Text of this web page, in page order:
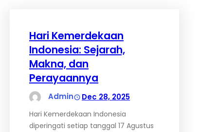
Hari Kemerdekaan
Indonesia: Sejarah,
Makna, dan
Perayaannya
Admin Dec 28, 2025
Hari Kemerdekaan Indonesia
diperingati setiap tanggal 17 Agustus